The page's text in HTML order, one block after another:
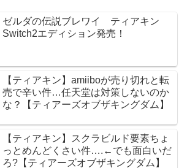
ゼルダの伝説ブレワイ ティアキン
Switch2エディション発売！
【ティアキン】amiiboが売り切れと転
売で辛い件…任天堂は対策しないのか
な？【ティアーズオブザキングダム】
【ティアキン】スクラビルド要素ちょ
っとめんどくさい件….←でも面白いだ
ろ?【ティアーズオブザキングダム】